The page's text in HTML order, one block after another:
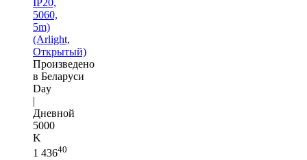
5060,
5m)
(Arlight,
Открытый)
Произведено
в Беларуси
Day
|
Дневной
5000
K
1 43640